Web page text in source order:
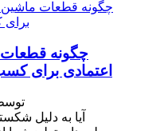
چگونه قطعات
اعتمادی برای
توسط
آیا به دلیل